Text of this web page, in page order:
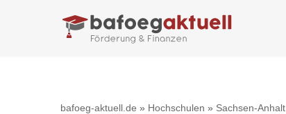
bafoeg-aktuell.de » Hochschulen » Sachsen-Anhalt